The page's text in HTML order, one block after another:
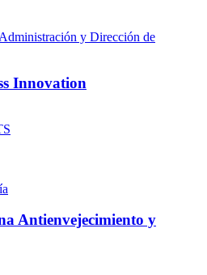
y Dirección de
Innovation
Antienvejecimiento y